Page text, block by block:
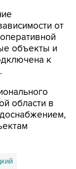
от
объекты и
к
области в